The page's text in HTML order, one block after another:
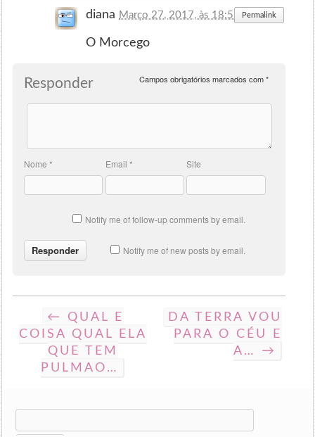
diana Março 27, 2017, às 18:57 Permalink
O Morcego
Responder Campos obrigatórios marcados com*
Nome* Email * Site
Notify me of follow-up comments by email.
Notify me of new posts by email.
← QUAL E
COISA QUAL ELA
QUE TEM
PULMAO…
DA TERRA VOU
PARA O CÉU E
A… →
Search
for: